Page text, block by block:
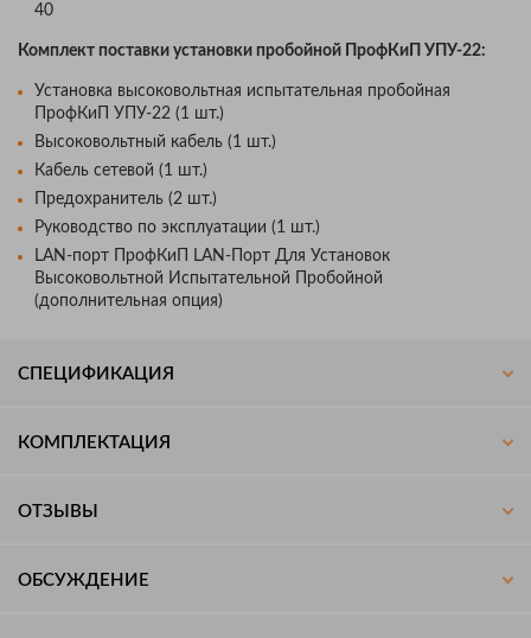
40
Комплект поставки установки пробойной ПрофКиП УПУ-22:
Установка высоковольтная испытательная пробойная
ПрофКиП УПУ-22 (1 шт.)
Высоковольтный кабель (1 шт.)
Кабель сетевой (1 шт.)
Предохранитель (2 шт.)
Руководство по эксплуатации (1 шт.)
LAN-порт ПрофКиП LAN-Порт Для Установок
Высоковольтной Испытательной Пробойной
(дополнительная опция)
СПЕЦИФИКАЦИЯ
КОМПЛЕКТАЦИЯ
ОТЗЫВЫ
ОБСУЖДЕНИЕ